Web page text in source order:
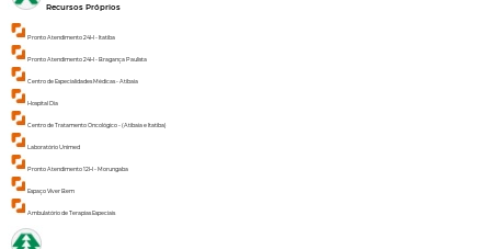
Recursos Próprios
Pronto Atendimento 24H - Itatiba
Pronto Atendimento 24H - Bragança Paulista
Centro de Especialidades Médicas - Atibaia
Hospital Dia
Centro de Tratamento Oncológico - (Atibaia e Itatiba)
Laboratório Unimed
Pronto Atendimento 12H - Morungaba
Espaço Viver Bem
Ambulatório de Terapias Especiais